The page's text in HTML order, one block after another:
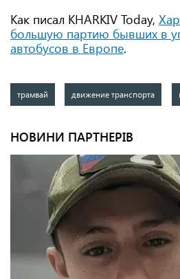
Как писал KHARKIV Today,
большую партию бывших в
автобусов в Европе.
трамвай движение транспорта